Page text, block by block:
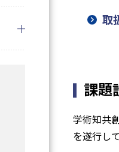
取
課題
学術知共
を遂行し